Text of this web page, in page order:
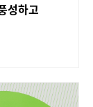
성하고